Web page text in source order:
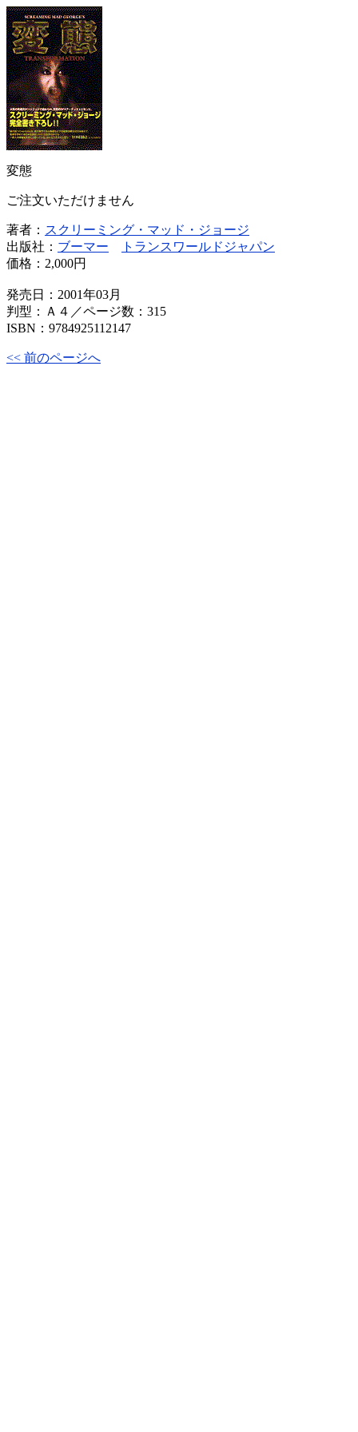
変態
ご注文いただけません
著者： スクリーミング・マッド・ジョージ
出版社： ブーマー
トランスワールドジャパン
価格： 2,000円
発売日：2001年03月
判型：Ａ４／ページ数：315
ISBN：9784925112147
<< 前のページへ